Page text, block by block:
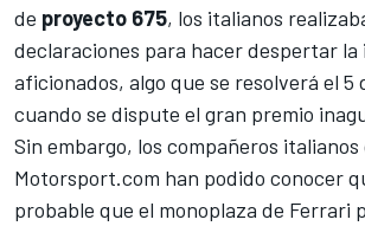
de proyecto 675, los italianos
declaraciones para hacer despertar la
aficionados, algo que se resolverá el 5
cuando se dispute el gran premio
Sin embargo, los compañeros italianos
Motorsport.com han podido conocer
probable que el monoplaza de Ferrari